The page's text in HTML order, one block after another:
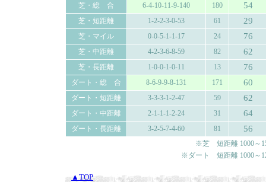
芝・総 合
6-4-10-11-9-140 180 54
芝・短距離 1-2-2-3-0-53 61 29
芝・マイル 0-0-5-1-1-17 24 76
芝・中距離 4-2-3-6-8-59 82 62
芝・長距離 1-0-0-1-0-11 13 76
ダート・総 合 8-6-9-9-8-131 171 60
ダート・短距離 3-3-3-1-2-47 59 62
ダート・中距離 2-1-1-1-2-24 31 64
ダート・長距離 3-2-5-7-4-60 81 56
※芝 短距離 1000～
※ダート 短距離 1000～
▲TOP